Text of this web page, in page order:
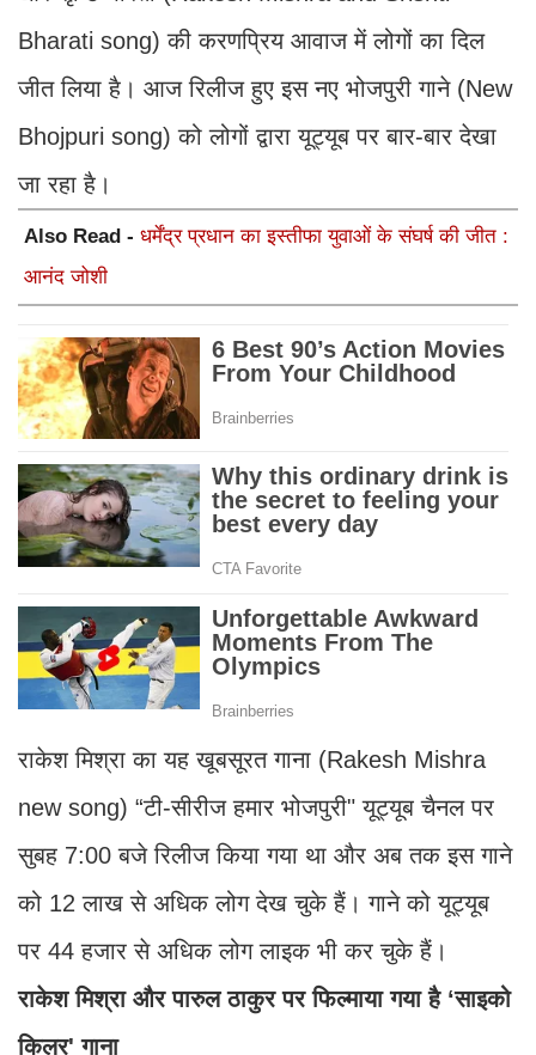
Bharati song) की करणप्रिय आवाज में लोगों का दिल
जीत लिया है। आज रिलीज हुए इस नए भोजपुरी गाने (New
Bhojpuri song) को लोगों द्वारा यूट्यूब पर बार-बार देखा
जा रहा है।
Also Read - धर्मेंद्र प्रधान का इस्तीफा युवाओं के संघर्ष की जीत :
आनंद जोशी
राकेश मिश्रा का यह खूबसूरत गाना (Rakesh Mishra
new song) “टी-सीरीज हमार भोजपुरी" यूट्यूब चैनल पर
सुबह 7:00 बजे रिलीज किया गया था और अब तक इस गाने
को 12 लाख से अधिक लोग देख चुके हैं। गाने को यूट्यूब
पर 44 हजार से अधिक लोग लाइक भी कर चुके हैं।
राकेश मिश्रा और पारुल ठाकुर पर फिल्माया गया है ‘साइको
किलर' गाना